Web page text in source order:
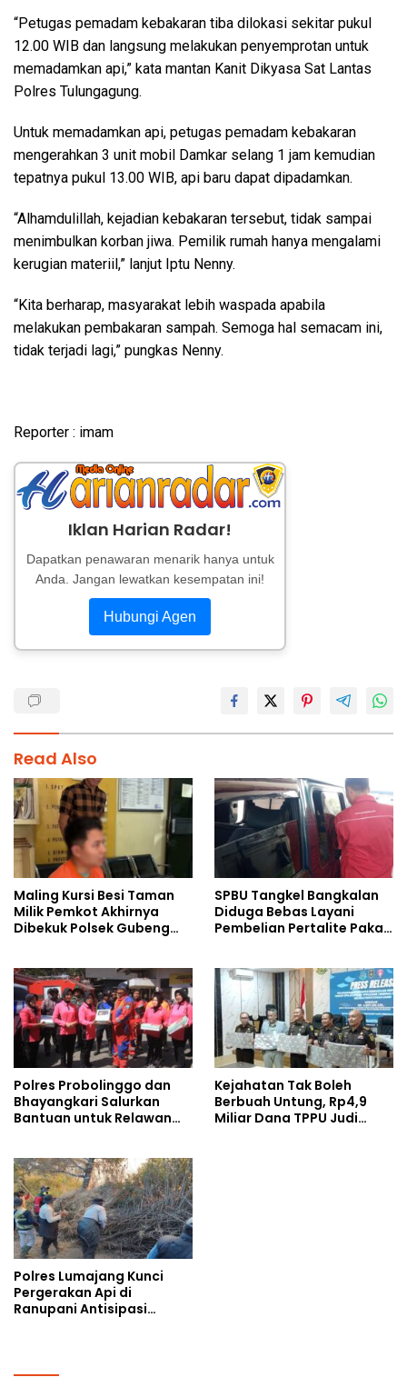
“Petugas pemadam kebakaran tiba dilokasi sekitar pukul
12.00 WIB dan langsung melakukan penyemprotan untuk
memadamkan api,” kata mantan Kanit Dikyasa Sat Lantas
Polres Tulungagung.
Untuk memadamkan api, petugas pemadam kebakaran
mengerahkan 3 unit mobil Damkar selang 1 jam kemudian
tepatnya pukul 13.00 WIB, api baru dapat dipadamkan.
“Alhamdulillah, kejadian kebakaran tersebut, tidak sampai
menimbulkan korban jiwa. Pemilik rumah hanya mengalami
kerugian materiil,” lanjut Iptu Nenny.
“Kita berharap, masyarakat lebih waspada apabila
melakukan pembakaran sampah. Semoga hal semacam ini,
tidak terjadi lagi,” pungkas Nenny.
Reporter : imam
Iklan Harian Radar!
Dapatkan penawaran menarik hanya untuk
Anda. Jangan lewatkan kesempatan ini!
Hubungi Agen
Read Also
Maling Kursi Besi Taman
Milik Pemkot Akhirnya
Dibekuk Polsek Gubeng
SPBU Tangkel Bangkalan
Diduga Bebas Layani
Pembelian Pertalite Pakai
Polres Probolinggo dan
Bhayangkari Salurkan
Bantuan untuk Relawan
Kejahatan Tak Boleh
Berbuah Untung, Rp4,9
Miliar Dana TPPU Judi
Polres Lumajang Kunci
Pergerakan Api di
Ranupani Antisipasi